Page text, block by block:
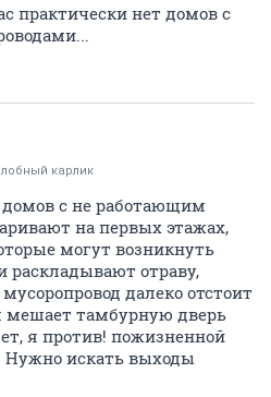
практически нет домов с
карлик
с не работающим
на первых этажах,
могут возникнуть
отраву,
далеко отстоит
мешает тамбурную дверь
я против! пожизненной
Нужно искать выходы